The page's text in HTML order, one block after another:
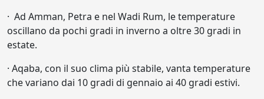
· Ad Amman, Petra e nel Wadi Rum, le temperature
oscillano da pochi gradi in inverno a oltre 30 gradi in
estate.
· Aqaba, con il suo clima più stabile, vanta temperature
che variano dai 10 gradi di gennaio ai 40 gradi estivi.